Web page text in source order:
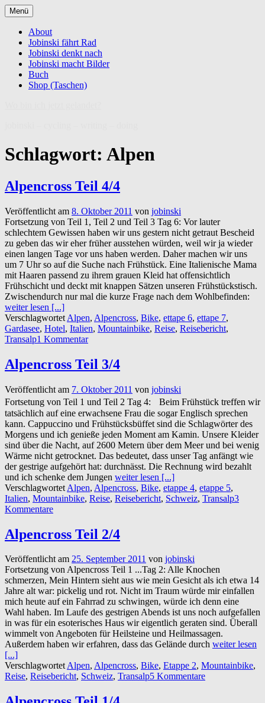
Zum
Inhalt
springen
Menü
About
Jobinski fährt Rad
Jobinski denkt nach
Jobinski macht Bilder
Buch
Shop (Taschen)
Schlagwort: Alpen
Alpencross Teil 4/4
Veröffentlicht am 8. Oktober 2011 von jobinski
Fortsetzung von Teil 1, Teil 2 und Teil 3 Tag 6: Vor lauter
schlechtem Gewissen haben wir uns gestern nicht getraut Bescheid
zu geben das wir eher früher ausstehen würden, weil wir ja wieder
einen langen Tage vor uns haben werden. Daher machen wir uns
um 7 Uhr so auf die Suche nach Frühstück. Eine Italienische Mama
mit Haaren passend zu ihrem grauen Kleid hat offensichtlich
Frühschicht und deckt mit knappen Sätzen unseren Frühstückstisch.
Zwischendurch nur mal die kurze Frage nach dem Wohlbefinden:
weiter lesen [...]
Verschlagwortet Alpen, Alpencross, Bike, ettape 6, ettape 7,
Gardasee, Hotel, Italien, Mountainbike, Reise, Reisebericht,
Transalp1 Kommentar
Alpencross Teil 3/4
Veröffentlicht am 7. Oktober 2011 von jobinski
Fortsetung von Teil 1 und Teil 2 Tag 4: Beim Frühstück treffen wir
tatsächlich auf eine erwachsene Frau die sogar Englisch sprechen
kann. Cappuccino und Frühstücksbüffet sind die Schlagwörter des
Morgens und ich genieße jeden Moment am Kamin. Unsere Kleider
sind über die Nacht, auf 2600 Metern über dem Meer und bei wenig
Wärme nicht getrocknet. Das bedeutet, dass unser Tag anfängt wie
der gestrige aufgehört hat: durchnässt. Die Rechnung wird bezahlt
und ich schenke dem Jungen weiter lesen [...]
Verschlagwortet Alpen, Alpencross, Bike, etappe 4, etappe 5,
Italien, Mountainbike, Reise, Reisebericht, Schweiz, Transalp3
Kommentare
Alpencross Teil 2/4
Veröffentlicht am 25. September 2011 von jobinski
Fortsetzung von Alpencross Teil 1 ...Tag 2: Alle Knochen
schmerzen, Mein Hintern sieht aus wie mein Gesicht als ich etwa 14
Jahre alt war: pickelig und rot. Nicht im Traum würde mir einfallen
mich heute auf ein Fahrrad zu schwingen, würde ich denn eine
Wahl haben. Im Laufe des gestrigen Abends ist uns noch aufgefallen
in was für ein esoterisches Haus wir eigentlich geraten sind. Überall
wimmelt von Angeboten für Heilsteine und Heilmassagen.
Außerdem haben wir erfahren, dass das Gelände durch weiter lesen
[...]
VerschlagwortetAlpen, Alpencross, Bike, Etappe 2, Mountainbike,
Reise, Reisebericht, Schweiz, Transalp5 Kommentare